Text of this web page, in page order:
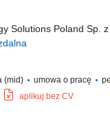
przygotowywanie
Solutions Poland Sp. z
(mid) umowa o pracę
aplikuj bez CV